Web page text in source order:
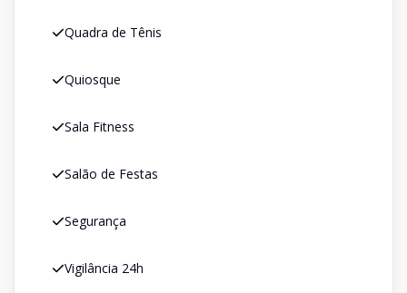
Quadra de Tênis
Quiosque
Sala Fitness
Salão de Festas
Segurança
Vigilância 24h